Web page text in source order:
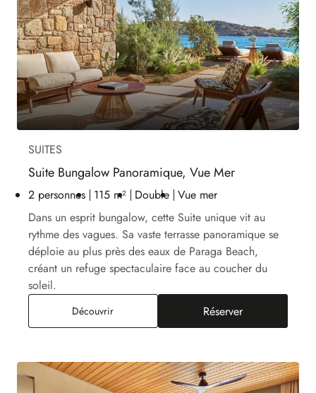
SUITES
Suite Bungalow Panoramique, Vue Mer
2 personnes 115 m² Double Vue mer
Dans un esprit bungalow, cette Suite unique vit au
rythme des vagues. Sa vaste terrasse panoramique se
déploie au plus près des eaux de Paraga Beach,
créant un refuge spectaculaire face au coucher du
soleil.
DécouvrirSuite Bungalow Panoramique, Vue Mer
Réserver